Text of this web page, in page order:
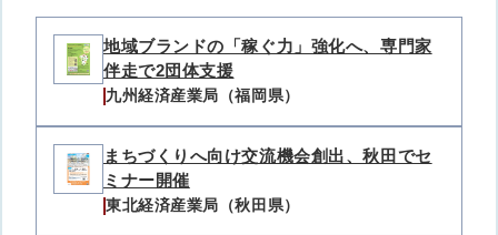
地域ブランドの「稼ぐ力」強化へ、専門家
伴走で2団体支援
九州経済産業局（福岡県）
まちづくりへ向け交流機会創出、秋田でセ
ミナー開催
東北経済産業局（秋田県）